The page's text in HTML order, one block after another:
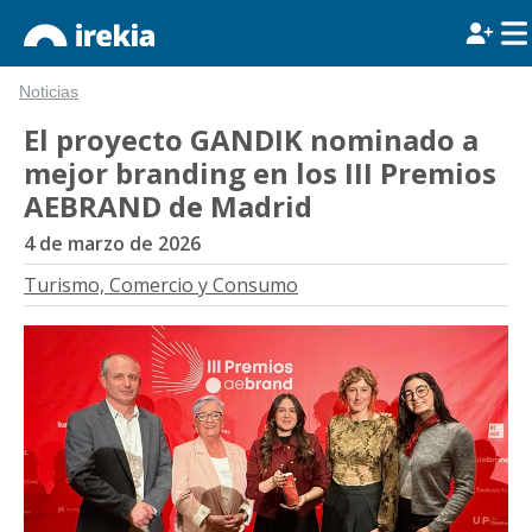
Noticias
El proyecto GANDIK nominado a
mejor branding en los III Premios
AEBRAND de Madrid
4 de marzo de 2026
Turismo, Comercio y Consumo